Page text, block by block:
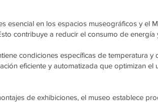
esencial en los espacios museográficos y el
contribuye a reducir el consumo de
condiciones específicas de temperatura
eficiente y automatizada que optimizan
de exhibiciones, el museo establece